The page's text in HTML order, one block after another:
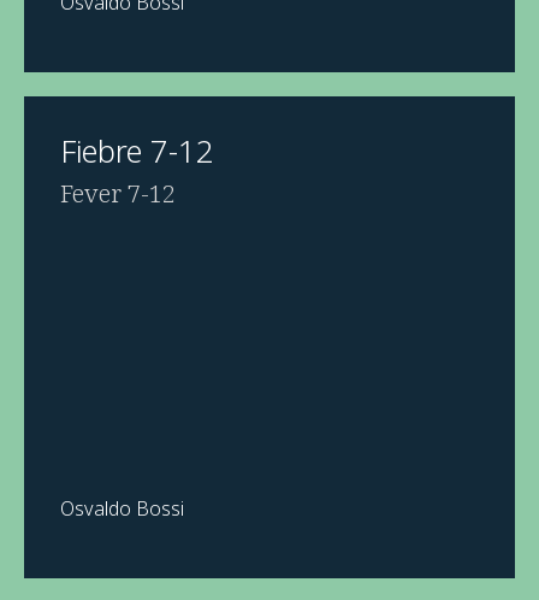
Fiebre 7-12
Fever 7-12
Osvaldo Bossi